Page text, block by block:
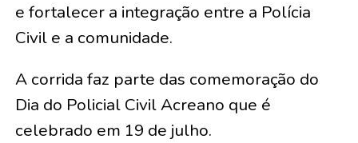
e fortalecer a integração entre a Polícia
Civil e a comunidade.
A corrida faz parte das comemoração do
Dia do Policial Civil Acreano que é
celebrado em 19 de julho.